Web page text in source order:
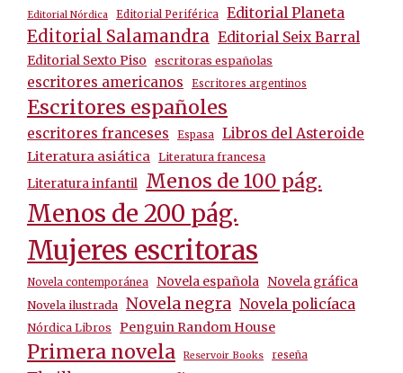
Editorial Nórdica Editorial Periférica Editorial Planeta
Editorial Salamandra Editorial Seix Barral
Editorial Sexto Piso escritoras españolas
escritores americanos Escritores argentinos
Escritores españoles
escritores franceses Espasa Libros del Asteroide
Literatura asiática Literatura francesa
Literatura infantil Menos de 100 pág.
Menos de 200 pág.
Mujeres escritoras
Novela contemporánea Novela española Novela gráfica
Novela ilustrada Novela negra Novela policíaca
Nórdica Libros Penguin Random House
Primera novela Reservoir Books reseña